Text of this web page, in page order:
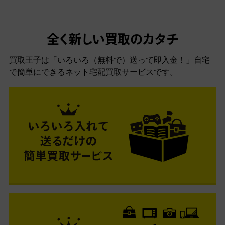
全く新しい買取のカタチ
買取王子は「いろいろ（無料で）送って即入金！」自宅
で簡単にできるネット宅配買取サービスです。